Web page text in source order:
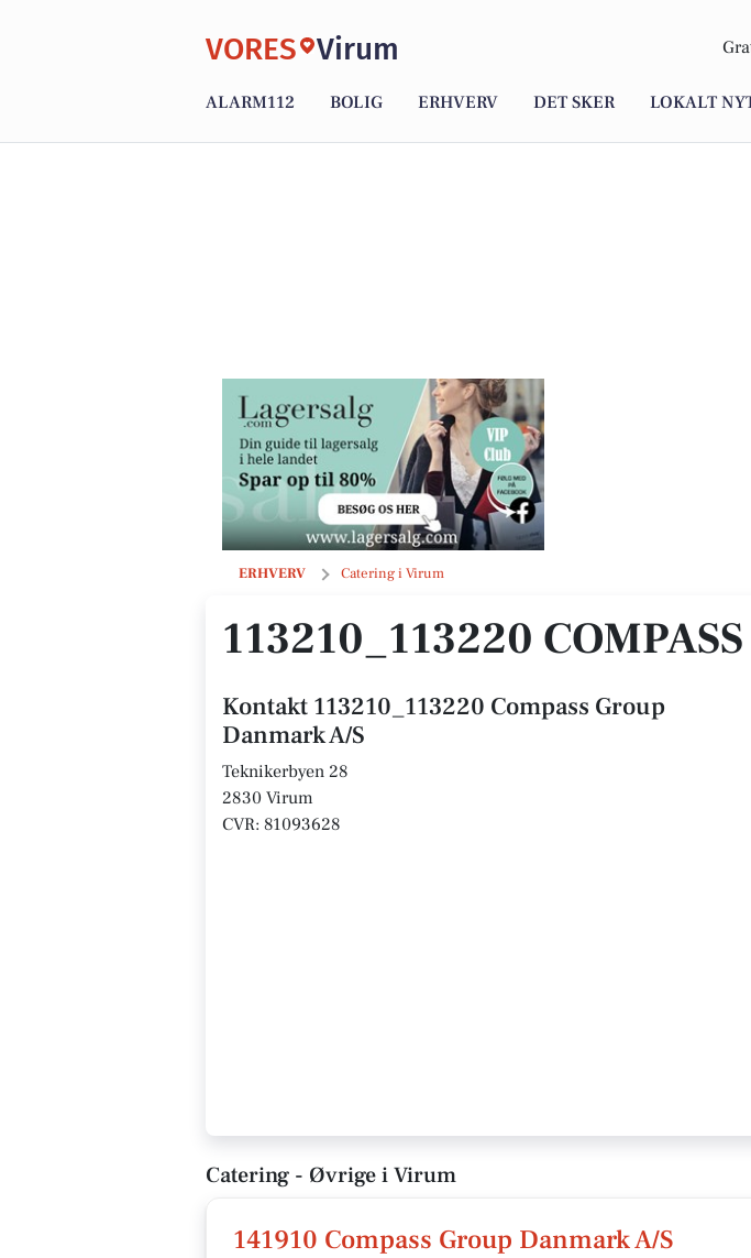
VORES Virum
ALARM112 BOLIG ERHVERV DET SKER LOKALT
ERHVERV Catering i Virum
113210_113220 Compass Group Danmark A/S
113210_113220
Kontakt 113210_113220 Compass Group
Danmark A/S
Teknikerbyen 28
2830 Virum
CVR: 81093628
Catering - Øvrige i Virum
141910 Compass Group Danmark A/S